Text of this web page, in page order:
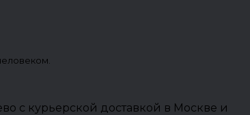
с курьерской доставкой в Москве и